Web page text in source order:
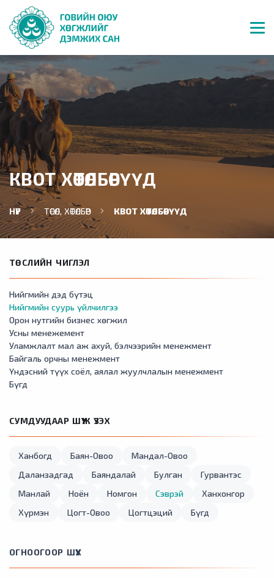
КВОТ ХӨТӨЛБӨРҮҮД
НҮҮР ТӨСӨЛ, ХӨТӨЛБӨР КВОТ ХӨТӨЛБӨРҮҮД
ТӨСЛИЙН ЧИГЛЭЛ
Нийгмийн дэд бүтэц
Нийгмийн суурь үйлчилгээ
Орон нутгийн бизнес хөгжил
Усны менежемент
Уламжлалт мал аж ахуй, бэлчээрийн менежмент
Байгаль орчны менежмент
Үндэсний түүх соёл, аялал жуулчлалын менежмент
Бүгд
СУМДУУДААР ШҮҮЖ ҮЗЭХ
Ханбогд Баян-Овоо
Мандал-Овоо
Даланзадгад
Баяндалай Булган
Гурвантэс
Манлай
Ноён Номгон Сэврэй
Ханхонгор
Хүрмэн
Цогт-Овоо Цогтцэций Бүгд
ОГНООГООР ШҮҮХ